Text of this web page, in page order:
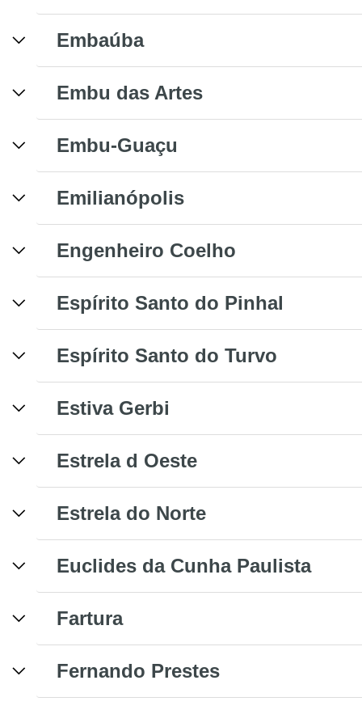
Embaúba
Embu das Artes
Embu-Guaçu
Emilianópolis
Engenheiro Coelho
Espírito Santo do Pinhal
Espírito Santo do Turvo
Estiva Gerbi
Estrela d Oeste
Estrela do Norte
Euclides da Cunha Paulista
Fartura
Fernando Prestes